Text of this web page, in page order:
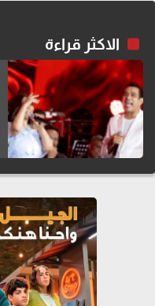
الاكثر قراءة